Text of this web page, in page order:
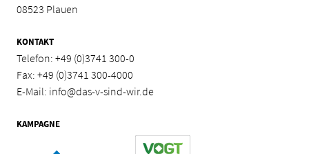
08523 Plauen
KONTAKT
Telefon: +49 (0)3741 300-0
Fax: +49 (0)3741 300-4000
E-Mail: info@das-v-sind-wir.de
KAMPAGNE